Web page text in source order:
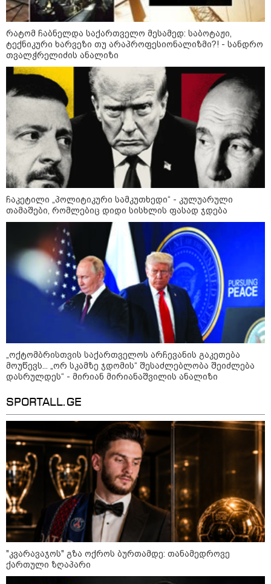
მკვლელობა პირდაპირ ეთერში:
ცნობილ "ტიკტოკერს" ლაივის
დროს ესროლეს, ის ადგილზე
გარდაიცვალა - რას ამბობს
მომხდარზე მექსიკის პოლიცია
23:15 / 06-08-2026
“არ მინდა, ბაიდენივით
სცენიდან გადავარდეს“ -
დონალდ ტრამპის სიტყვით
გამოსვლისას დამსწრეები
სახალისო შემთხვევის მოწმენი
გახდნენ
10:52 / 06-08-2026
ვაშინგტონს რაკეტების
ცნობით, დონალდ ტრამპი პიტ
ჰეგსეთს დაუპირისპირდა:
დეტალები
23:45 / 05-08-2026
ტრაგედია შოტლანდიაში - 35
წლის მამას 9 წლის
ქალიშვილის მკვლელობაში
ედება ბრალი
კატეგორიის ყველა სიახლე
რატომ ჩაბნელდა საქართველო მესამედ: საბოტაჟი,
ტექნიკური ხარვეზი თუ არაპროფესიონალიზმი?! - სანდრო
თვალჭრელიძის ანალიზი
ჩაკეტილი „პოლიტიკური სამკუთხედი“ - კულუარული
თამაშები, რომლებიც დიდი სისხლის ფასად ჯდება
„ოქტომბრისთვის საქართველოს არჩევანის გაკეთება
მოუწევს... „ორ სკამზე ჯდომის“ შესაძლებლობა შეიძლება
დასრულდეს“ - მირიან მირიანაშვილის ანალიზი
SPORTALL.GE
"კვარავაჯოს" გზა ოქროს ბურთამდე: თანამედროვე
ქართული ზღაპარი